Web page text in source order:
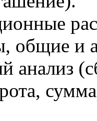
общие и
анализ